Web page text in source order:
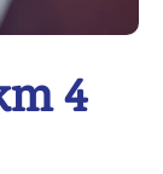
4